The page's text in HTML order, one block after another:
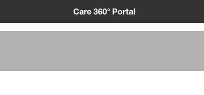
Care 360° Portal